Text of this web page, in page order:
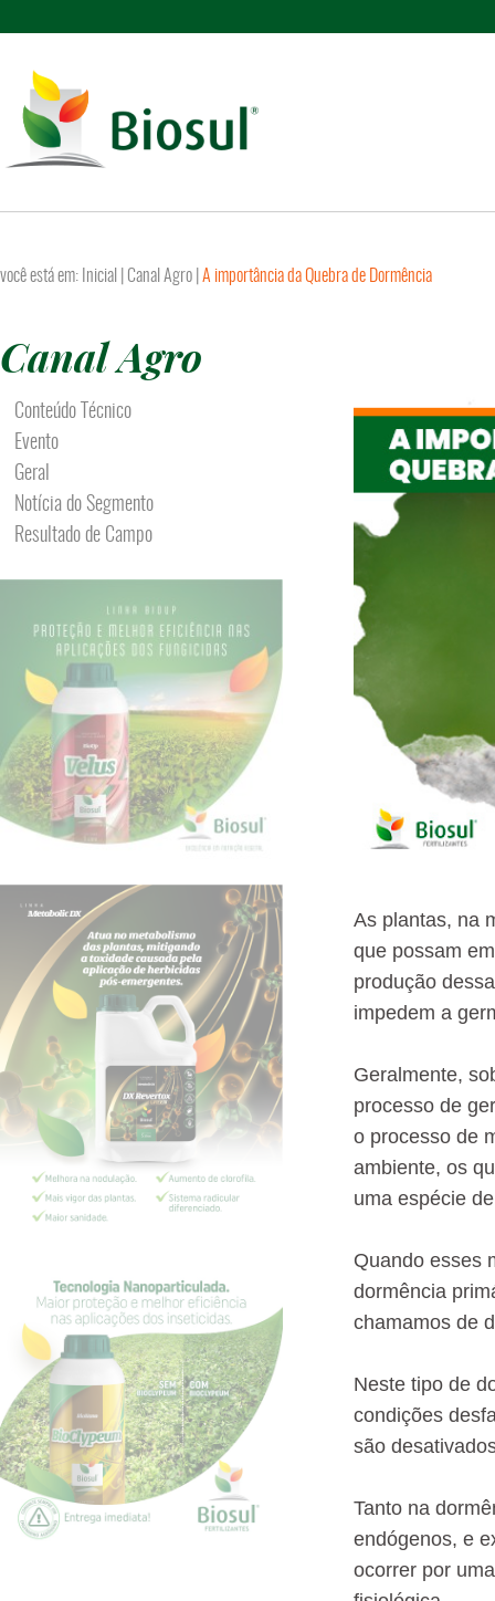
você está em: Inicial Canal Agro A importância da Quebra de Dormência
Canal Agro
Conteúdo Técnico
Evento
Geral
Notícia do Segmento
Resultado de Campo
As plantas, na
que possam
produção
impedem a
Geralmente,
processo de
o processo de
ambiente, os
uma espécie
Quando esses
dormência
chamamos de
Neste tipo de
condições
são
Tanto na
endógenos, e
ocorrer por